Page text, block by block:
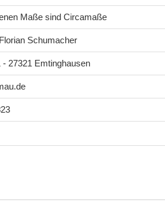
Maße sind Circamaße
Schumacher
- 27321 Emtinghausen